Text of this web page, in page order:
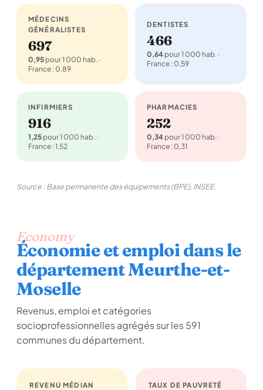
MÉDECINS
GÉNÉRALISTES
697
0,95 pour 1 000 hab. ·
France : 0,89
DENTISTES
466
0,64 pour 1 000 hab. ·
France : 0,59
INFIRMIERS
916
1,25 pour 1 000 hab. ·
France : 1,52
PHARMACIES
252
0,34 pour 1 000 hab. ·
France : 0,31
Source : Base permanente des équipements (BPE), INSEE.
Economy
Économie et emploi dans le
département Meurthe-et-
Moselle
Revenus, emploi et catégories
socioprofessionnelles agrégés sur les 591
communes du département.
REVENU MÉDIAN TAUX DE PAUVRETÉ